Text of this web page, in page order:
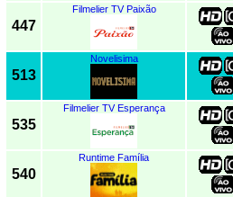
447
Filmelier TV Paixão
513
Novelisima
535
Filmelier TV Esperança
540
Runtime Família